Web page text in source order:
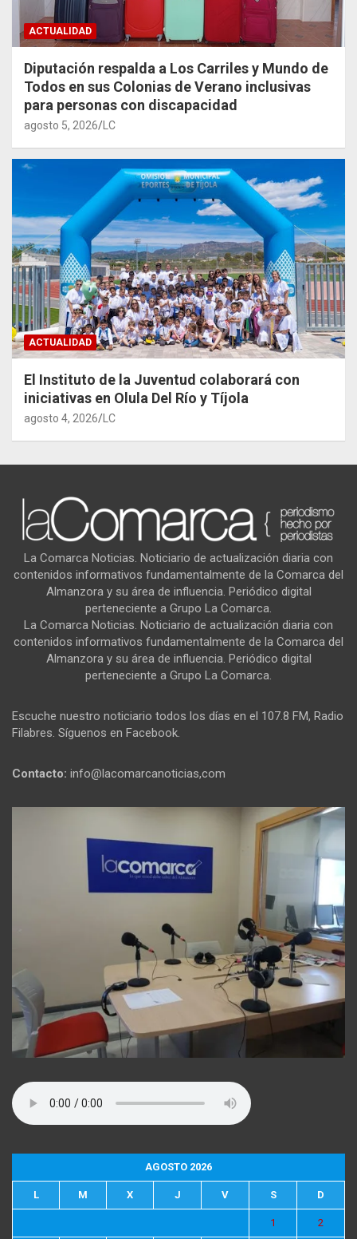
ACTUALIDAD
Diputación respalda a Los Carriles y Mundo de
Todos en sus Colonias de Verano inclusivas
para personas con discapacidad
agosto 5, 2026 LC
ACTUALIDAD
El Instituto de la Juventud colaborará con
iniciativas en Olula Del Río y Tíjola
agosto 4, 2026 LC
La Comarca Noticias. Noticiario de actualización diaria con
contenidos informativos fundamentalmente de la Comarca del
Almanzora y su área de influencia. Periódico digital
perteneciente a Grupo La Comarca.
La Comarca Noticias. Noticiario de actualización diaria con
contenidos informativos fundamentalmente de la Comarca del
Almanzora y su área de influencia. Periódico digital
perteneciente a Grupo La Comarca.
Escuche nuestro noticiario todos los días en el 107.8 FM, Radio
Filabres. Síguenos en Facebook.
Contacto: info@lacomarcanoticias,com
AGOSTO 2026
L M X J V S D
1 2